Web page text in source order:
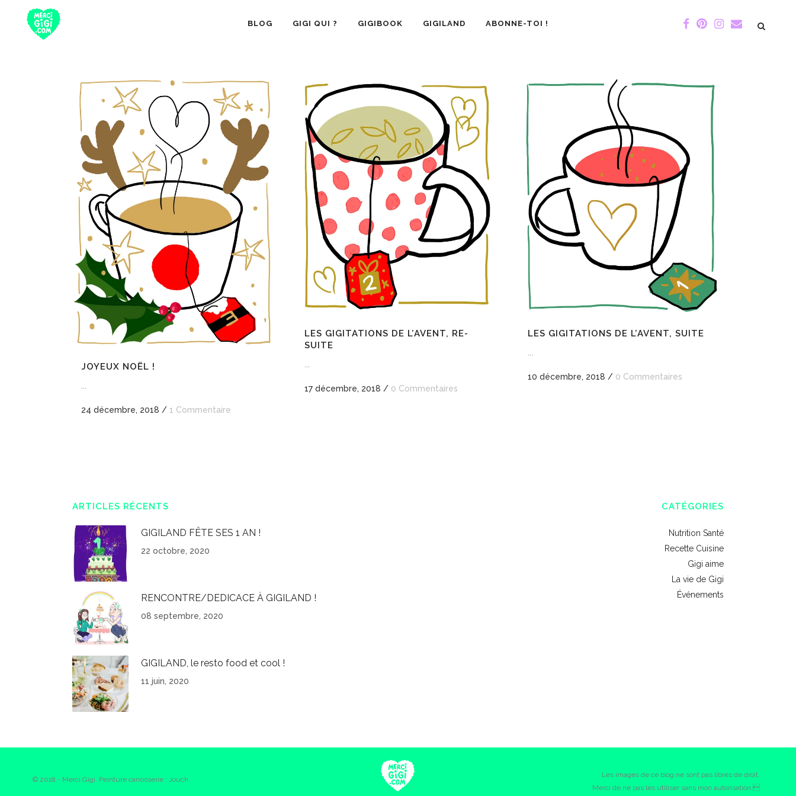
BLOG GIGI QUI ? GIGIBOOK GIGILAND ABONNE-TOI !
JOYEUX NOËL !
...
24 décembre, 2018 / 1 Commentaire
LES GIGITATIONS DE L’AVENT, RE-
SUITE
...
17 décembre, 2018 / 0 Commentaires
LES GIGITATIONS DE L’AVENT, SUITE
...
10 décembre, 2018 / 0 Commentaires
ARTICLES RÉCENTS
GIGILAND FÊTE SES 1 AN !
22 octobre, 2020
RENCONTRE/DEDICACE À GIGILAND !
08 septembre, 2020
GIGILAND, le resto food et cool !
11 juin, 2020
CATÉGORIES
Nutrition Santé
Recette Cuisine
Gigi aime
La vie de Gigi
Événements
© 2018 - Merci Gigi. Peinture carrosserie : Jouch.
Les images de ce blog ne sont pas libres de droit.
Merci de ne pas les utiliser sans mon autorisation.